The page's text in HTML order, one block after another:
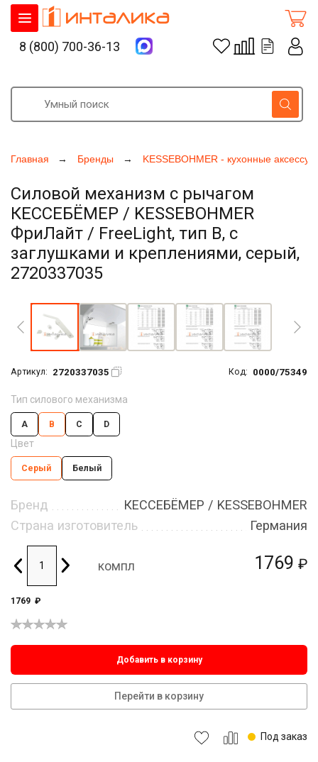
Главная Бренды KESSEBOHMER - кухонные
Силовой механизм с рычагом
КЕССЕБЁМЕР / KESSEBOHMER
ФриЛайт / FreeLight, тип B, с
заглушками и креплениями, серый,
2720337035
Артикул: 2720337035 Код: 0000/75349
1769 ₽
Тип силового механизма
A B C D
Цвет
Серый Белый
Бренд
КЕССЕБЁМЕР / KESSEBOHMER
Страна изготовитель
Германия
компл
1769 ₽
Добавить в корзину
Перейти в корзину
Под заказ
8 (800) 700-36-13